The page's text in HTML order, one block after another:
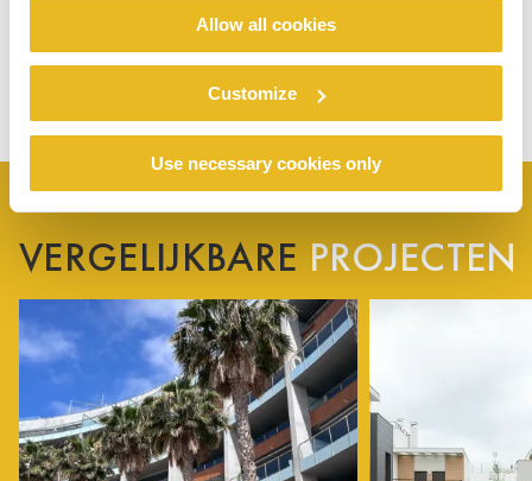
Allow all cookies
Customize
Use necessary cookies only
VERGELIJKBARE PROJECTEN